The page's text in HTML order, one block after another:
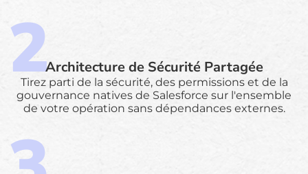
Architecture de Sécurité Partagée
Tirez parti de la sécurité, des permissions et de la
gouvernance natives de Salesforce sur l'ensemble
de votre opération sans dépendances externes.